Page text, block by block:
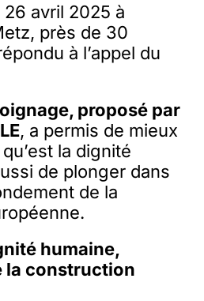
avril 2025 à
près de 30
à l’appel du
proposé par
, a permis de mieux
la dignité
de plonger dans
de la
humaine,
la construction